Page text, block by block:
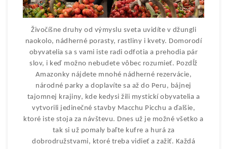
Živočíšne druhy od výmyslu sveta uvidíte v džungli
naokolo, nádherné porasty, rastliny i kvety. Domorodí
obyvatelia sa s vami iste radi odfotia a prehodia pár
slov, i keď možno nebudete vôbec rozumieť. Pozdĺž
Amazonky nájdete mnohé nádherné rezervácie,
národné parky a doplavíte sa až do Peru, bájnej
tajomnej krajiny, kde kedysi žili mystickí obyvatelia a
vytvorili jedinečné stavby Macchu Picchu a ďalšie,
ktoré iste stoja za návštevu. Dnes už je možné všetko a
tak si už pomaly baľte kufre a hurá za
dobrodružstvami, ktoré treba vidieť a zažiť. Každá